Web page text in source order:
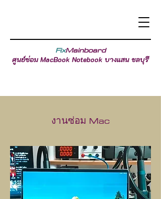
FixMainboard
ศูนย์ซ่อม MacBook Notebook บางแสน ชลบุรี
งานซ่อม Mac